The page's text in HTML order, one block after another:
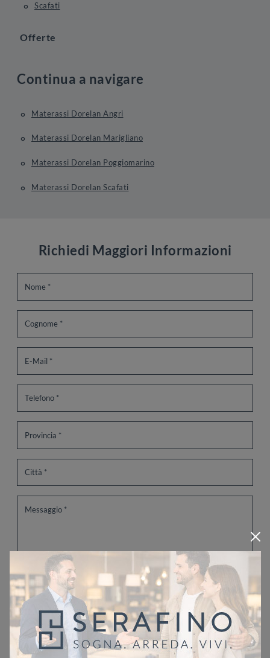
Scafati
Offerte
Continua a navigare
Materassi Dorelan Angri
Materassi Dorelan Marigliano
Materassi Dorelan Poggiomarino
Materassi Dorelan Scafati
Sfoglia i cataloghi
Richiedi Maggiori Informazioni
Ho letto l'informativa sulla Privacy Policy
Invia